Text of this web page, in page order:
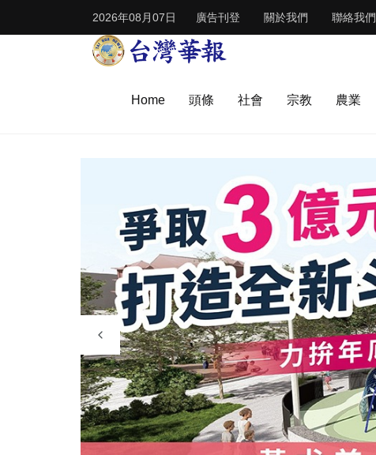
2026年08月07日 廣告刊登 關於我們 聯絡我們
Home 頭條 社會 宗教 農業